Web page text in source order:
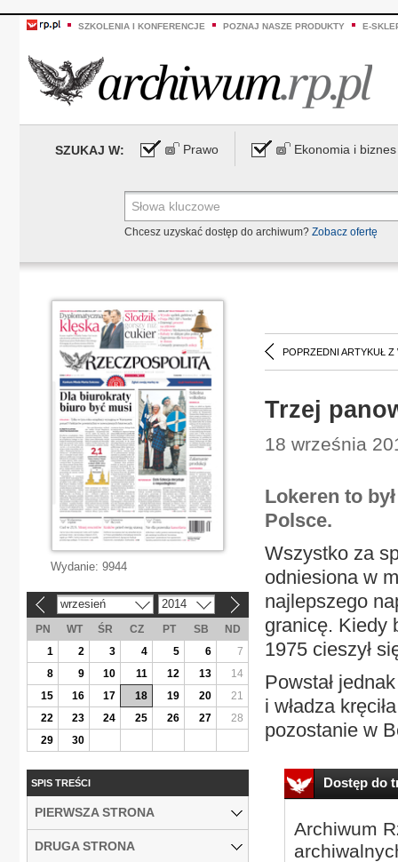
SZKOLENIA I KONFERENCJE POZNAJ NASZE PRODUKTY E-
SZUKAJ W: Prawo Ekonomia i biznes
Chcesz uzyskać dostęp do archiwum? Zobacz ofertę
POPRZEDNI ARTYKUŁ Z
Trzej
18 września
Lokeren to
Polsce.
Wszystko za
odniesiona w
najlepszego
granicę. Kiedy
1975 cieszył
Powstał
i władza
pozostanie w
Dostęp do
Archiwum
Wydanie: 9944
wrzesień 2014
PN WT ŚR CZ PT SB
ND
1
2 3 4 5 6
7
8
9 10 11 12 13
14
15
16 17 18 19 20
21
22
23 24 25 26 27
28
29
30
SPIS TREŚCI
PIERWSZA STRONA
DRUGA STRONA